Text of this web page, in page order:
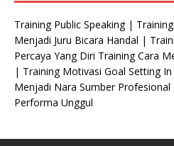
Training Public Speaking |
Menjadi Juru Bicara Handal |
Percaya Yang Diri Training Cara
| Training Motivasi Goal Setting
Menjadi Nara Sumber
Performa Unggul